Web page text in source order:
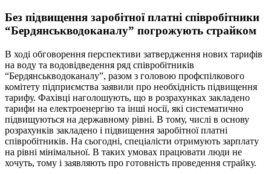
Без підвищення заробітної платні співробітники
“Бердянськводоканалу” погрожують страйком
В ході обговорення перспективи затвердження нових тарифів
на воду та водовідведення ряд співробітників
“Бердянськводоканалу”, разом з головою профспілкового
комітету підприємства заявили про необхідність підвищення
тарифу. Фахівці наголошують, що в розрахунках закладено
тарифи на електроенергію та інші носії, які систематично
підвищуються на державному рівні. В тому, числі в основу
розрахунків закладено і підвищення заробітної платні
співробітників. На сьогодні, спеціалісти отримують зарплату
на рівні мінімальної. В таких умовах працювати люди не
хочуть, тому і заявляють про готовність проведення страйку.